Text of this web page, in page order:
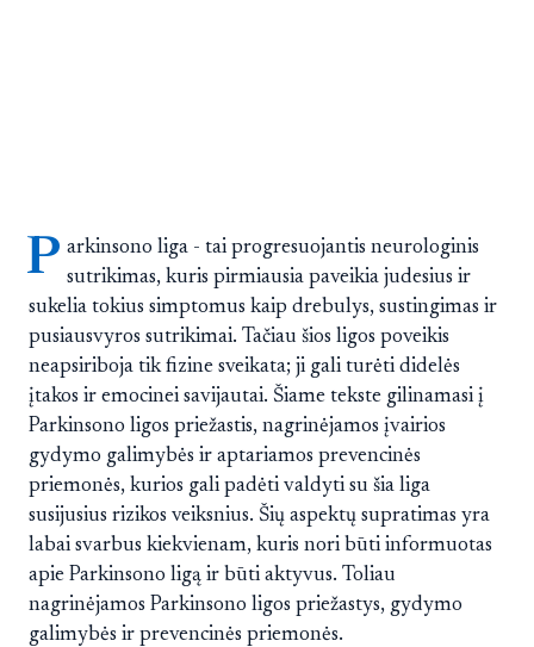
P arkinsono liga - tai progresuojantis neurologinis
sutrikimas, kuris pirmiausia paveikia judesius ir
sukelia tokius simptomus kaip drebulys, sustingimas ir
pusiausvyros sutrikimai. Tačiau šios ligos poveikis
neapsiriboja tik fizine sveikata; ji gali turėti didelės
įtakos ir emocinei savijautai. Šiame tekste gilinamasi į
Parkinsono ligos priežastis, nagrinėjamos įvairios
gydymo galimybės ir aptariamos prevencinės
priemonės, kurios gali padėti valdyti su šia liga
susijusius rizikos veiksnius. Šių aspektų supratimas yra
labai svarbus kiekvienam, kuris nori būti informuotas
apie Parkinsono ligą ir būti aktyvus. Toliau
nagrinėjamos Parkinsono ligos priežastys, gydymo
galimybės ir prevencinės priemonės.